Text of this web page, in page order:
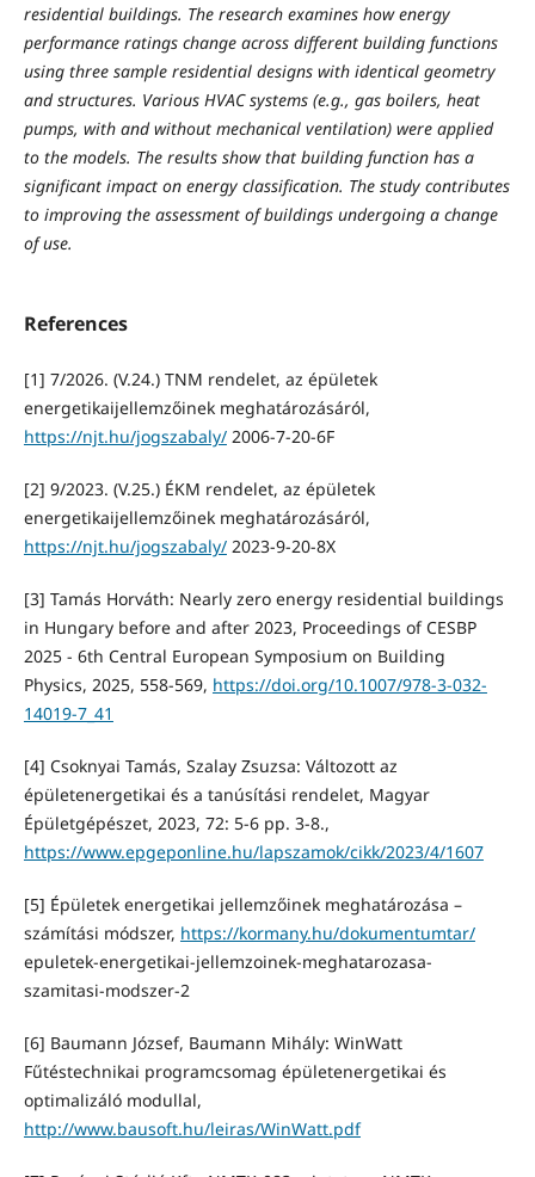
residential buildings. The research examines how energy
performance ratings change across different building functions
using three sample residential designs with identical geometry
and structures. Various HVAC systems (e.g., gas boilers, heat
pumps, with and without mechanical ventilation) were applied
to the models. The results show that building function has a
significant impact on energy classification. The study contributes
to improving the assessment of buildings undergoing a change
of use.
References
[1] 7/2026. (V.24.) TNM rendelet, az épületek
energetikaijellemzőinek meghatározásáról,
https://njt.hu/jogszabaly/2006-7-20-6F
[2] 9/2023. (V.25.) ÉKM rendelet, az épületek
energetikaijellemzőinek meghatározásáról,
https://njt.hu/jogszabaly/2023-9-20-8X
[3] Tamás Horváth: Nearly zero energy residential buildings
in Hungary before and after 2023, Proceedings of CESBP
2025 - 6th Central European Symposium on Building
Physics, 2025, 558-569, https://doi.org/10.1007/978-3-032-
14019-7_41
[4] Csoknyai Tamás, Szalay Zsuzsa: Változott az
épületenergetikai és a tanúsítási rendelet, Magyar
Épületgépészet, 2023, 72: 5-6 pp. 3-8.,
https://www.epgeponline.hu/lapszamok/cikk/2023/4/1607
[5] Épületek energetikai jellemzőinek meghatározása –
számítási módszer, https://kormany.hu/dokumentumtar/
epuletek-energetikai-jellemzoinek-meghatarozasa-
szamitasi-modszer-2
[6] Baumann József, Baumann Mihály: WinWatt
Fűtéstechnikai programcsomag épületenergetikai és
optimalizáló modullal,
http://www.bausoft.hu/leiras/WinWatt.pdf